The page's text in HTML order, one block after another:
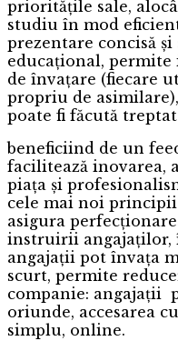
prioritățile sale,
studiu în mod
prezentare concisă
educațional,
de învațare (fiecare
propriu de
poate fi făcută
beneficiind de un
facilitează inovarea,
piața și
cele mai noi
asigura
instruirii angajaților,
angajații pot învața
scurt, permite
companie: angajații
oriunde, accesarea
simplu, online.